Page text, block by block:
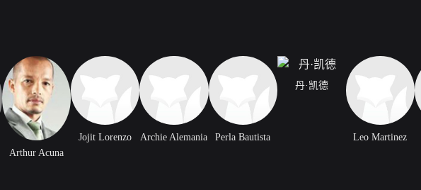
Arthur Acuna
Jojit Lorenzo Archie Alemania Perla Bautista
丹·凯德
Leo Martinez